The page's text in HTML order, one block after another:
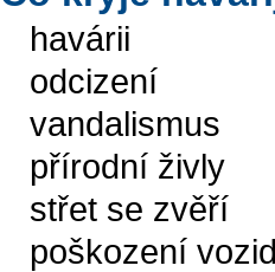
havárii
odcizení
vandalismus
přírodní živly
střet se zvěří
poškození